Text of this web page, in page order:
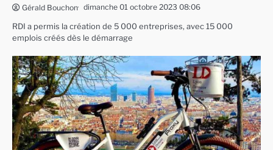
Gérald Bouchon dimanche 01 octobre 2023 08:06
RDI a permis la création de 5 000 entreprises, avec 15 000
emplois créés dès le démarrage